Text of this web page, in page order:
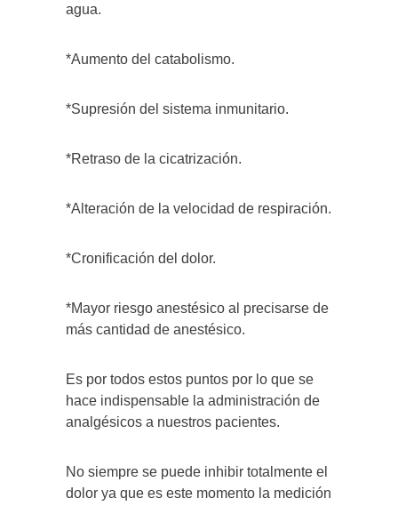
agua.
*Aumento del catabolismo.
*Supresión del sistema inmunitario.
*Retraso de la cicatrización.
*Alteración de la velocidad de respiración.
*Cronificación del dolor.
*Mayor riesgo anestésico al precisarse de
más cantidad de anestésico.
Es por todos estos puntos por lo que se
hace indispensable la administración de
analgésicos a nuestros pacientes.
No siempre se puede inhibir totalmente el
dolor ya que es este momento la medición